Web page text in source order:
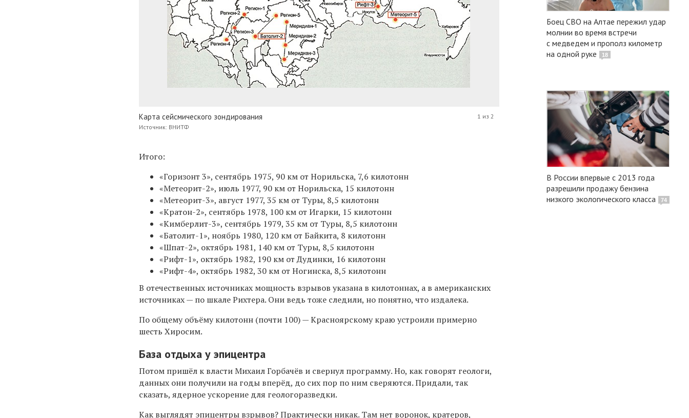
Карта сейсмического зондирования
Источник: ВНИТФ
1 из 2
Итого:
«Горизонт 3», сентябрь 1975, 90 км от Норильска, 7,6 килотонн
«Метеорит-2», июль 1977, 90 км от Норильска, 15 килотонн
«Метеорит-3», август 1977, 35 км от Туры, 8,5 килотонн
«Кратон-2», сентябрь 1978, 100 км от Игарки, 15 килотонн
«Кимберлит-3», сентябрь 1979, 35 км от Туры, 8,5 килотонн
«Батолит-1», ноябрь 1980, 120 км от Байкита, 8 килотонн
«Шпат-2», октябрь 1981, 140 км от Туры, 8,5 килотонн
«Рифт-1», октябрь 1982, 190 км от Дудинки, 16 килотонн
«Рифт-4», октябрь 1982, 30 км от Ногинска, 8,5 килотонн
В отечественных источниках мощность взрывов указана в килотоннах, а в американских
источниках — по шкале Рихтера. Они ведь тоже следили, но понятно, что издалека.
По общему объёму килотонн (почти 100) — Красноярскому краю устроили примерно
шесть Хиросим.
База отдыха у эпицентра
Потом пришёл к власти Михаил Горбачёв и свернул программу. Но, как говорят геологи,
данных они получили на годы вперёд, до сих пор по ним сверяются. Придали, так
сказать, ядерное ускорение для геологоразведки.
Как выглядят эпицентры взрывов? Практически никак. Там нет воронок, кратеров,
Боец СВО на Алтае пережил удар
молнии во время встречи
с медведем и прополз километр
на одной руке
18
В России впервые с 2013 года
разрешили продажу бензина
низкого экологического класса
74